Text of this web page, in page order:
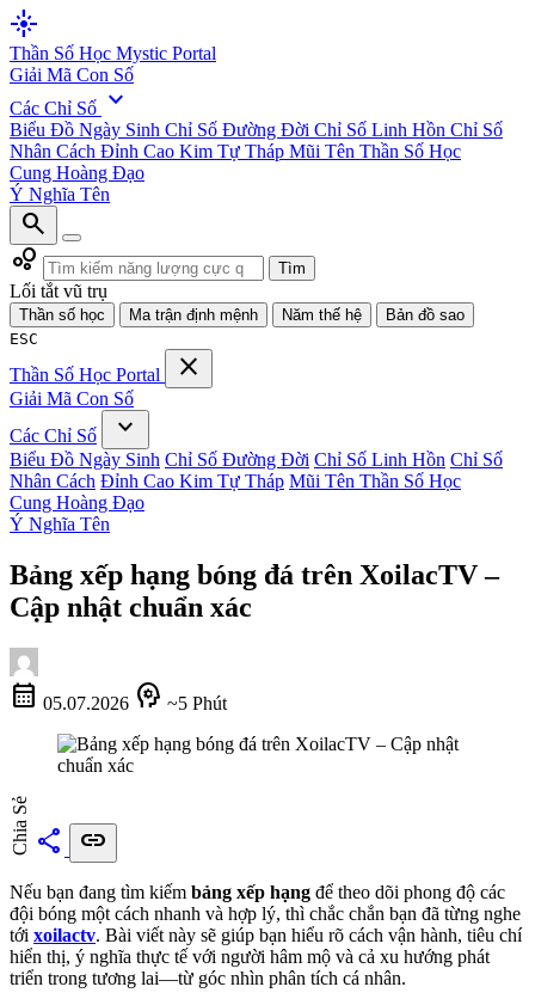
flare
Thần Số Học Mystic Portal
Giải Mã Con Số
Các Chỉ Số expand_more
Biểu Đồ Ngày Sinh Chỉ Số Đường Đời Chỉ Số Linh Hồn Chỉ Số
Nhân Cách Đỉnh Cao Kim Tự Tháp Mũi Tên Thần Số Học
Cung Hoàng Đạo
Ý Nghĩa Tên
search
bubble_chart
Tìm
Lối tắt vũ trụ
Thần số học Ma trận định mệnh Năm thế hệ
Bản đồ sao
ESC
Thần Số Học Portal close
Giải Mã Con Số
Các Chỉ Số
expand_more
Biểu Đồ Ngày Sinh Chỉ Số Đường Đời Chỉ Số Linh Hồn Chỉ Số
Nhân Cách Đỉnh Cao Kim Tự Tháp Mũi Tên Thần Số Học
Cung Hoàng Đạo
Ý Nghĩa Tên
Bảng xếp hạng bóng đá trên XoilacTV –
Cập nhật chuẩn xác
calendar_month 05.07.2026 psychology ~5 Phút
Chia Sẻ share link
Nếu bạn đang tìm kiếm bảng xếp hạng để theo dõi phong độ các
đội bóng một cách nhanh và hợp lý, thì chắc chắn bạn đã từng nghe
tới xoilactv. Bài viết này sẽ giúp bạn hiểu rõ cách vận hành, tiêu chí
hiển thị, ý nghĩa thực tế với người hâm mộ và cả xu hướng phát
triển trong tương lai—từ góc nhìn phân tích cá nhân.